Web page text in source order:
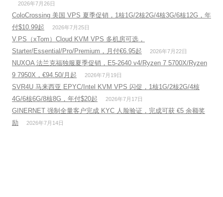
2026年7月26日
ColoCrossing 美国 VPS 夏季促销，1核1G/2核2G/4核3G/6核12G，年
付$10.99起
2026年7月25日
V.PS（xTom）Cloud KVM VPS 多机房可选，
Starter/Essential/Pro/Premium，月付€6.95起
2026年7月22日
NUXOA 法兰克福独服夏季促销，E5-2640 v4/Ryzen 7 5700X/Ryzen
9 7950X，€94.50/月起
2026年7月19日
SVR4U 马来西亚 EPYC/Intel KVM VPS 闪促，1核1G/2核2G/4核
4G/6核6G/8核8G，年付$20起
2026年7月17日
GINERNET 强制全量客户完成 KYC 人脸验证，完成可获 €5 余额奖
励
2026年7月14日